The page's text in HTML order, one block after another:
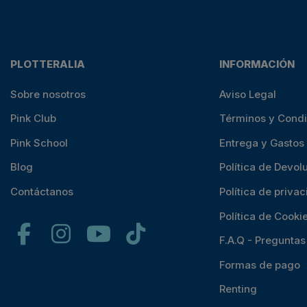
PLOTTERALIA
Sobre nosotros
Pink Club
Pink School
Blog
Contáctanos
INFORMACIÓN
Aviso Legal
Términos y
Entrega y
Política de
Política de
Política de
F.A.Q -
Formas de pago
Renting